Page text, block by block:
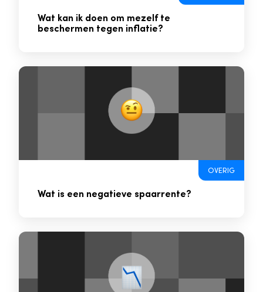
Wat kan ik doen om mezelf te
beschermen tegen inflatie?
OVERIG
Wat is een negatieve spaarrente?